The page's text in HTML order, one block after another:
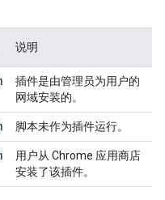
说明
插件是由管理员为用户的
网域安装的。
脚本未作为插件运行。
用户从 Chrome 应用商店
安装了该插件。